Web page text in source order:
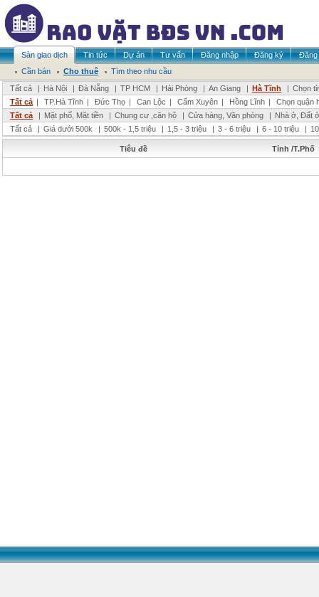
Sàn giao dịch Tin tức Dự án Tư vấn Đăng nhập Đăng ký
Đăng
Cần bán
Cho thuê
Tìm theo nhu cầu
Tất cả
| Hà Nội | Đà Nẵng | TP HCM | Hải Phòng | An Giang | Hà Tĩnh | Chọn
Tất cả | TP.Hà Tĩnh | Đức Thọ | Can Lộc | Cẩm Xuyên | Hồng Lĩnh |
Chọn quận
Tất cả
| Mặt phố, Mặt tiền | Chung cư ,căn hộ | Cửa hàng, Văn phòng | Nhà ở, Đất ở
Tất cả
| Giá dưới 500k | 500k - 1,5 triệu | 1,5 - 3 triệu | 3 - 6 triệu | 6 - 10 triệu |
Tiêu đề Tỉnh /T.Phố